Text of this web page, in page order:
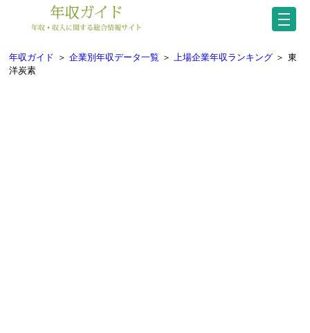
年収ガイド ＞ 企業別年収データ一覧 ＞ 上場企業年収ランキング ＞ 東
洋炭素